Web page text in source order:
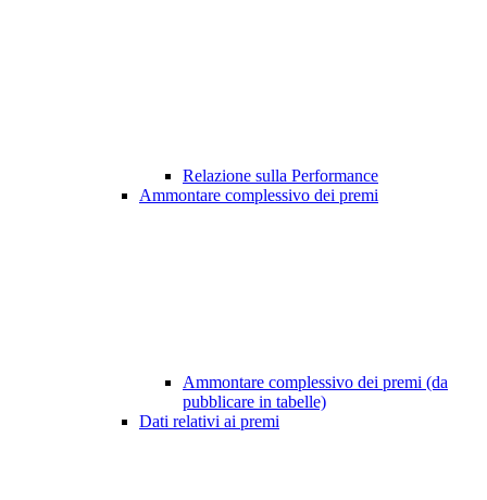
Relazione sulla Performance
Ammontare complessivo dei premi
Ammontare complessivo dei premi (da
pubblicare in tabelle)
Dati relativi ai premi